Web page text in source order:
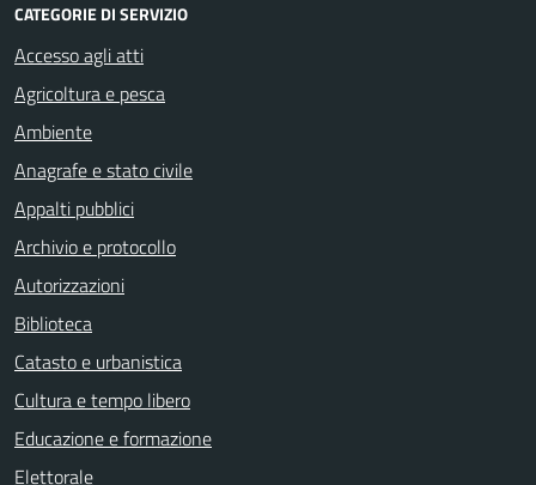
CATEGORIE DI SERVIZIO
Accesso agli atti
Agricoltura e pesca
Ambiente
Anagrafe e stato civile
Appalti pubblici
Archivio e protocollo
Autorizzazioni
Biblioteca
Catasto e urbanistica
Cultura e tempo libero
Educazione e formazione
Elettorale